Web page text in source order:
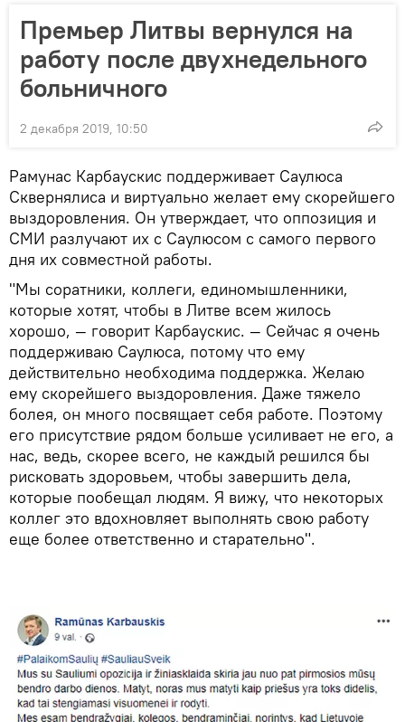
Премьер Литвы вернулся на
работу после двухнедельного
больничного
2 декабря 2019, 10:50
Рамунас Карбаускис поддерживает Саулюса
Сквернялиса и виртуально желает ему скорейшего
выздоровления. Он утверждает, что оппозиция и
СМИ разлучают их с Саулюсом с самого первого
дня их совместной работы.
"Мы соратники, коллеги, единомышленники,
которые хотят, чтобы в Литве всем жилось
хорошо, — говорит Карбаускис. — Сейчас я очень
поддерживаю Саулюса, потому что ему
действительно необходима поддержка. Желаю
ему скорейшего выздоровления. Даже тяжело
болея, он много посвящает себя работе. Поэтому
его присутствие рядом больше усиливает не его, а
нас, ведь, скорее всего, не каждый решился бы
рисковать здоровьем, чтобы завершить дела,
которые пообещал людям. Я вижу, что некоторых
коллег это вдохновляет выполнять свою работу
еще более ответственно и старательно".